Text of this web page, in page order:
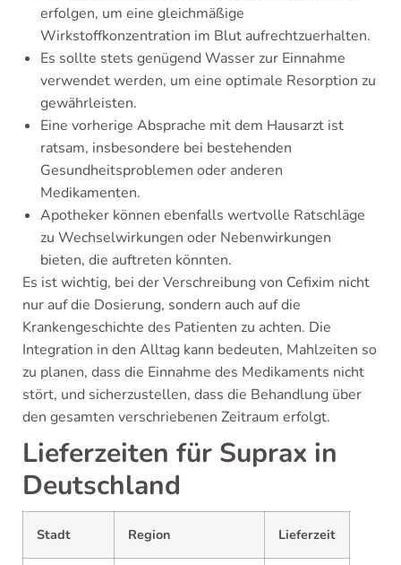
erfolgen, um eine gleichmäßige
Wirkstoffkonzentration im Blut aufrechtzuerhalten.
Es sollte stets genügend Wasser zur Einnahme
verwendet werden, um eine optimale Resorption zu
gewährleisten.
Eine vorherige Absprache mit dem Hausarzt ist
ratsam, insbesondere bei bestehenden
Gesundheitsproblemen oder anderen
Medikamenten.
Apotheker können ebenfalls wertvolle Ratschläge
zu Wechselwirkungen oder Nebenwirkungen
bieten, die auftreten könnten.
Es ist wichtig, bei der Verschreibung von Cefixim nicht
nur auf die Dosierung, sondern auch auf die
Krankengeschichte des Patienten zu achten. Die
Integration in den Alltag kann bedeuten, Mahlzeiten so
zu planen, dass die Einnahme des Medikaments nicht
stört, und sicherzustellen, dass die Behandlung über
den gesamten verschriebenen Zeitraum erfolgt.
Lieferzeiten für Suprax in
Deutschland
Stadt Region Lieferzeit